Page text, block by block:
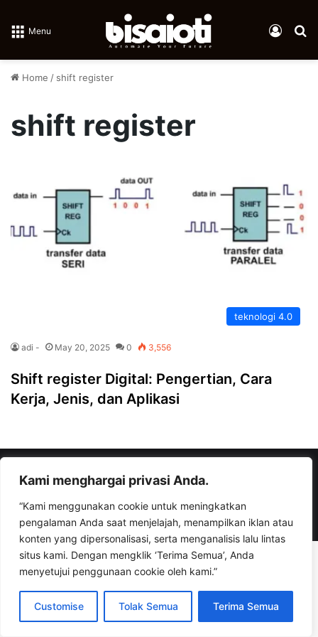
Kami menghargai privasi Anda.
“Kami menggunakan cookie untuk meningkatkan
pengalaman Anda saat menjelajah, menampilkan iklan atau
konten yang dipersonalisasi, serta menganalisis lalu lintas
situs kami. Dengan mengklik ‘Terima Semua’, Anda
menyetujui penggunaan cookie oleh kami.”
Customise Tolak Semua Terima Semua
Menu Log In
Home / shift register
shift register
teknologi 4.0
adi - May 20, 2025 0 3,556
Shift register Digital: Pengertian, Cara
Kerja, Jenis, dan Aplikasi
© Copyright 2026, All Rights Reserved |
FacebookYouTubeInstagram
TikTokWhatsApp